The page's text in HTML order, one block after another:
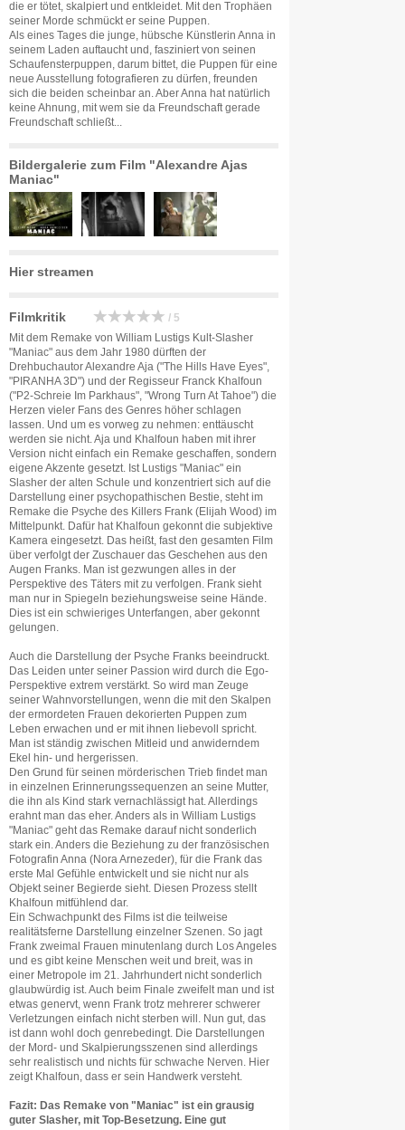
die er tötet, skalpiert und entkleidet. Mit den Trophäen
seiner Morde schmückt er seine Puppen.
Als eines Tages die junge, hübsche Künstlerin Anna in
seinem Laden auftaucht und, fasziniert von seinen
Schaufensterpuppen, darum bittet, die Puppen für eine
neue Ausstellung fotografieren zu dürfen, freunden
sich die beiden scheinbar an. Aber Anna hat natürlich
keine Ahnung, mit wem sie da Freundschaft gerade
Freundschaft schließt...
Bildergalerie zum Film "Alexandre Ajas
Maniac"
Hier streamen
Filmkritik / 5
Mit dem Remake von William Lustigs Kult-Slasher
"Maniac" aus dem Jahr 1980 dürften der
Drehbuchautor Alexandre Aja ("The Hills Have Eyes",
"PIRANHA 3D") und der Regisseur Franck Khalfoun
("P2-Schreie Im Parkhaus", "Wrong Turn At Tahoe") die
Herzen vieler Fans des Genres höher schlagen
lassen. Und um es vorweg zu nehmen: enttäuscht
werden sie nicht. Aja und Khalfoun haben mit ihrer
Version nicht einfach ein Remake geschaffen, sondern
eigene Akzente gesetzt. Ist Lustigs "Maniac" ein
Slasher der alten Schule und konzentriert sich auf die
Darstellung einer psychopathischen Bestie, steht im
Remake die Psyche des Killers Frank (Elijah Wood) im
Mittelpunkt. Dafür hat Khalfoun gekonnt die subjektive
Kamera eingesetzt. Das heißt, fast den gesamten Film
über verfolgt der Zuschauer das Geschehen aus den
Augen Franks. Man ist gezwungen alles in der
Perspektive des Täters mit zu verfolgen. Frank sieht
man nur in Spiegeln beziehungsweise seine Hände.
Dies ist ein schwieriges Unterfangen, aber gekonnt
gelungen.
Auch die Darstellung der Psyche Franks beeindruckt.
Das Leiden unter seiner Passion wird durch die Ego-
Perspektive extrem verstärkt. So wird man Zeuge
seiner Wahnvorstellungen, wenn die mit den Skalpen
der ermordeten Frauen dekorierten Puppen zum
Leben erwachen und er mit ihnen liebevoll spricht.
Man ist ständig zwischen Mitleid und anwiderndem
Ekel hin- und hergerissen.
Den Grund für seinen mörderischen Trieb findet man
in einzelnen Erinnerungssequenzen an seine Mutter,
die ihn als Kind stark vernachlässigt hat. Allerdings
erahnt man das eher. Anders als in William Lustigs
"Maniac" geht das Remake darauf nicht sonderlich
stark ein. Anders die Beziehung zu der französischen
Fotografin Anna (Nora Arnezeder), für die Frank das
erste Mal Gefühle entwickelt und sie nicht nur als
Objekt seiner Begierde sieht. Diesen Prozess stellt
Khalfoun mitfühlend dar.
Ein Schwachpunkt des Films ist die teilweise
realitätsferne Darstellung einzelner Szenen. So jagt
Frank zweimal Frauen minutenlang durch Los Angeles
und es gibt keine Menschen weit und breit, was in
einer Metropole im 21. Jahrhundert nicht sonderlich
glaubwürdig ist. Auch beim Finale zweifelt man und ist
etwas genervt, wenn Frank trotz mehrerer schwerer
Verletzungen einfach nicht sterben will. Nun gut, das
ist dann wohl doch genrebedingt. Die Darstellungen
der Mord- und Skalpierungsszenen sind allerdings
sehr realistisch und nichts für schwache Nerven. Hier
zeigt Khalfoun, dass er sein Handwerk versteht.
Fazit: Das Remake von "Maniac" ist ein grausig
guter Slasher, mit Top-Besetzung. Eine gut